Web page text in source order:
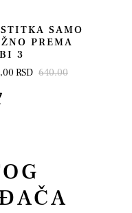
SAMO
PREMA
3
RSD 640.00